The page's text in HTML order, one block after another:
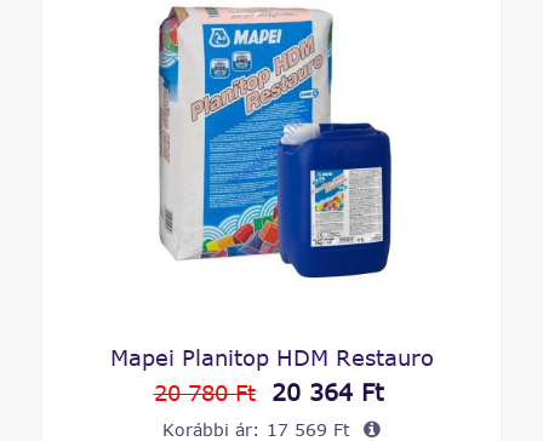
Mapei Planitop HDM Restauro
20 780 Ft
20 364 Ft
Korábbi ár: 17 569 Ft